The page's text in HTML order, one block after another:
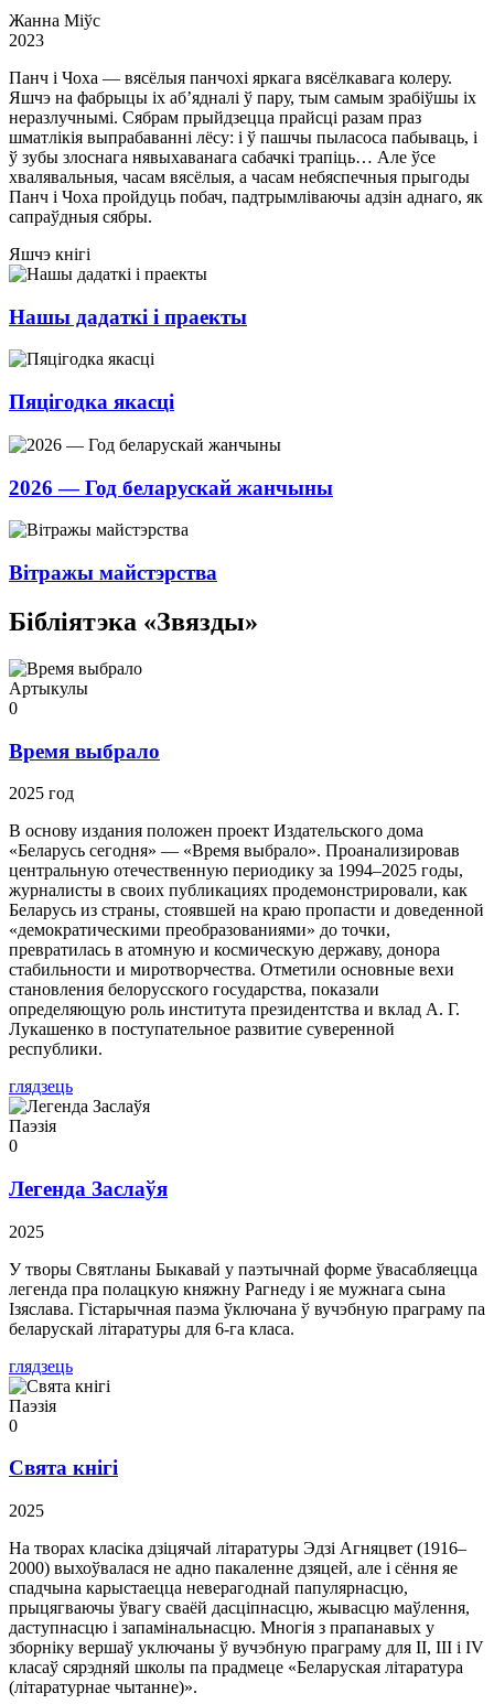
Жанна Міўс
2023
Панч і Чоха — вясёлыя панчохі яркага вясёлкавага колеру.
Яшчэ на фабрыцы іх аб’ядналі ў пару, тым самым зрабіўшы іх
неразлучнымі. Сябрам прыйдзецца прайсці разам праз
шматлікія выпрабаванні лёсу: і ў пашчы пыласоса пабываць, і
ў зубы злоснага нявыхаванага сабачкі трапіць… Але ўсе
хвалявальныя, часам вясёлыя, а часам небяспечныя прыгоды
Панч і Чоха пройдуць побач, падтрымліваючы адзін аднаго, як
сапраўдныя сябры.
Яшчэ кнігі
Нашы дадаткі і праекты
Пяцігодка якасці
2026 — Год беларускай жанчыны
Вітражы майстэрства
Бібліятэка «Звязды»
Артыкулы
0
Время выбрало
2025 год
В основу издания положен проект Издательского дома
«Беларусь сегодня» — «Время выбрало». Проанализировав
центральную отечественную периодику за 1994–2025 годы,
журналисты в своих публикациях продемонстрировали, как
Беларусь из страны, стоявшей на краю пропасти и доведенной
«демократическими преобразованиями» до точки,
превратилась в атомную и космическую державу, донора
стабильности и миротворчества. Отметили основные вехи
становления белорусского государства, показали
определяющую роль института президентства и вклад А. Г.
Лукашенко в поступательное развитие суверенной
республики.
глядзець
Паэзія
0
Легенда Заслаўя
2025
У творы Святланы Быкавай у паэтычнай форме ўвасабляецца
легенда пра полацкую княжну Рагнеду і яе мужнага сына
Ізяслава. Гістарычная паэма ўключана ў вучэбную праграму па
беларускай літаратуры для 6-га класа.
глядзець
Паэзія
0
Свята кнігі
2025
На творах класіка дзіцячай літаратуры Эдзі Агняцвет (1916–
2000) выхоўвалася не адно пакаленне дзяцей, але і сёння яе
спадчына карыстаецца неверагоднай папулярнасцю,
прыцягваючы ўвагу сваёй дасціпнасцю, жывасцю маўлення,
даступнасцю і запамінальнасцю. Многія з прапанавых у
зборніку вершаў уключаны ў вучэбную праграму для II, III і IV
класаў сярэдняй школы па прадмеце «Беларуская літаратура
(літаратурнае чытанне)».